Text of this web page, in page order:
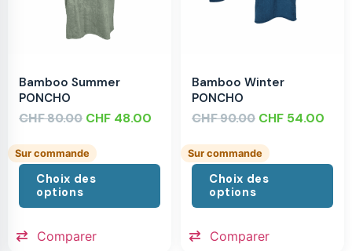
Bamboo Summer
PONCHO
CHF80.00 CHF 48.00
Sur commande
Choix des
options
Comparer
Bamboo Winter
PONCHO
CHF90.00 CHF 54.00
Sur commande
Choix des
options
Comparer